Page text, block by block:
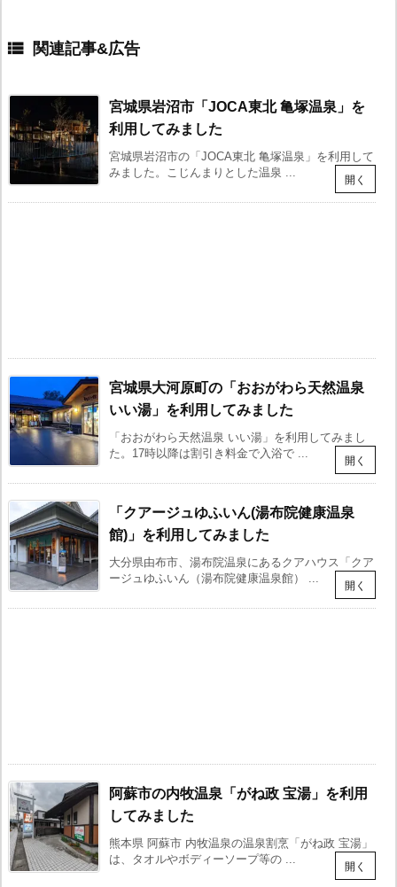
 関連記事
宮城県岩沼市「JOCA東北 亀塚温泉」を
利用してみました
宮城県岩沼市の「JOCA東北 亀塚温泉」を利用して
みました。こじんまりとした温泉 ...
宮城県大河原町の「おおがわら天然温泉
いい湯」を利用してみました
「おおがわら天然温泉 いい湯」を利用してみまし
た。17時以降は割引き料金で入浴で ...
「クアージュゆふいん(湯布院健康温泉
館)」を利用してみました
大分県由布市、湯布院温泉にあるクアハウス「クア
ージュゆふいん（湯布院健康温泉館） ...
阿蘇市の内牧温泉「がね政 宝湯」を利用
してみました
熊本県 阿蘇市 内牧温泉の温泉割烹「がね政 宝湯」
は、タオルやボディーソープ等の ...